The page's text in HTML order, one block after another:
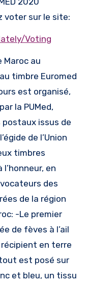
voter sur le site:
Voting
au
timbre Euromed
est organisé,
la PUMed,
issus de
de l’Union
timbres
en
des
de la région
-Le premier
de fèves à l’ail
récipient en terre
est posé sur
et bleu, un tissu